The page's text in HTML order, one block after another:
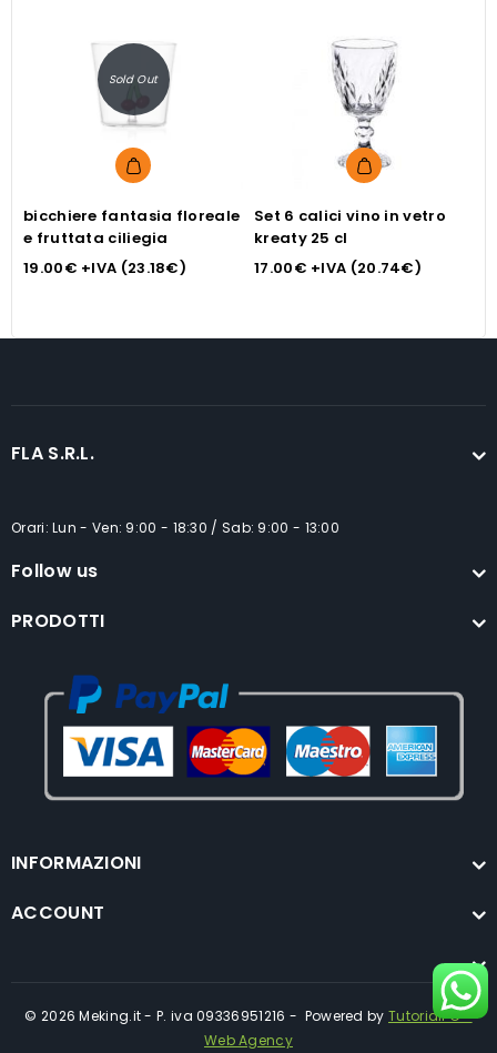
Sold Out
bicchiere fantasia floreale
e fruttata ciliegia
19.00€ +IVA (23.18€)
Set 6 calici vino in vetro
kreaty 25 cl
17.00€ +IVA (20.74€)
FLA S.R.L.
Orari: Lun - Ven: 9:00 - 18:30 / Sab: 9:00 - 13:00
Follow us
PRODOTTI
INFORMAZIONI
ACCOUNT
© 2026 Meking.it - P. iva 09336951216 - Powered by TutorialPC -
Web Agency